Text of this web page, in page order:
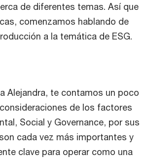
de diferentes temas. Así que
comenzamos hablando de
a la temática de ESG.
Alejandra, te contamos un poco
de los factores
Social y Governance, por sus
cada vez más importantes y
clave para operar como una